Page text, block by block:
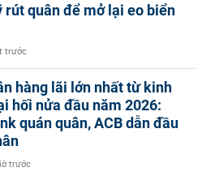
rút quân để mở lại eo biển
trước
hàng lãi lớn nhất từ kinh
hối nửa đầu năm 2026:
quán quân, ACB dẫn đầu
trước